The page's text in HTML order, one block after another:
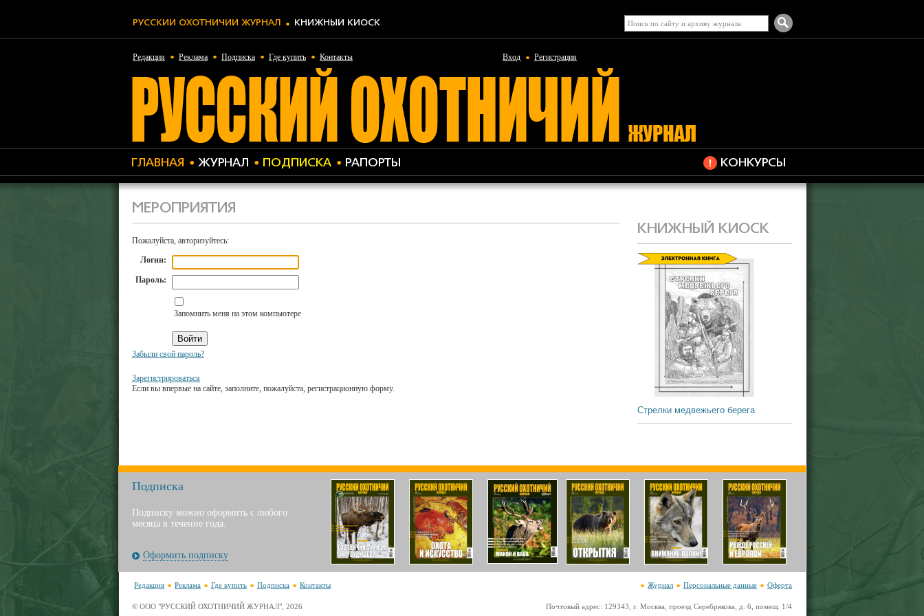
РУССКИЙ ОХОТНИЧИЙ ЖУРНАЛ КНИЖНЫЙ КИОСК
Вход Регистрация
Редакция Реклама Подписка Где купить Контакты
КОНКУРСЫ
ГЛАВНАЯ ЖУРНАЛ ПОДПИСКА РАПОРТЫ
МЕРОПРИЯТИЯ
Пожалуйста, авторизуйтесь:
Логин:
Пароль:
Запомнить меня на этом компьютере
Забыли свой пароль?
Зарегистрироваться
Если вы впервые на сайте, заполните, пожалуйста, регистрационную форму.
КНИЖНЫЙ КИОСК
Стрелки медвежьего берега
Подписка
Подписку можно оформить с любого
месяца в течение года.
Оформить подписку
Оферта
Персональные данные
Журнал
Редакция Реклама Где купить Подписка Контакты
Почтовый адрес: 129343, г. Москва, проезд Серебрякова, д. 6, помещ. 1/4
© ООО "РУССКИЙ ОХОТНИЧИЙ ЖУРНАЛ", 2026